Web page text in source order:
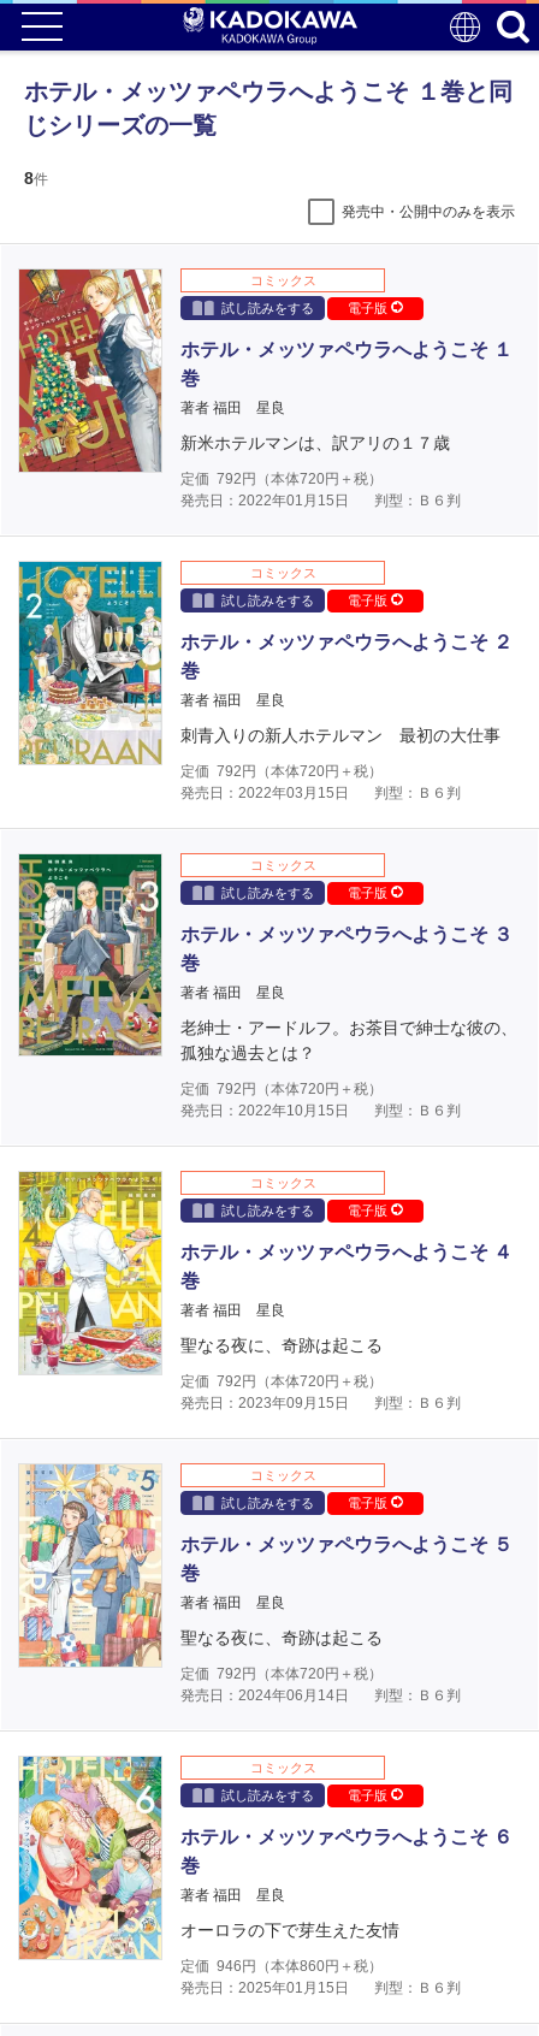
ホテル・メッツァペウラへようこそ １巻と同
じシリーズの一覧
8件
発売中・公開中のみを表示
コミックス
試し読みをする
電子版
ホテル・メッツァペウラへようこそ １
巻
著者 福田 星良
新米ホテルマンは、訳アリの１７歳
定価 792 円（本体720円＋税）
発売日：2022年01月15日
判型：Ｂ６判
コミックス
試し読みをする
電子版
ホテル・メッツァペウラへようこそ ２
巻
著者 福田 星良
刺青入りの新人ホテルマン 最初の大仕事
定価 792 円（本体720円＋税）
発売日：2022年03月15日
判型：Ｂ６判
コミックス
試し読みをする
電子版
ホテル・メッツァペウラへようこそ ３
巻
著者 福田 星良
老紳士・アードルフ。お茶目で紳士な彼の、
孤独な過去とは？
定価 792 円（本体720円＋税）
発売日：2022年10月15日
判型：Ｂ６判
コミックス
試し読みをする
電子版
ホテル・メッツァペウラへようこそ ４
巻
著者 福田 星良
聖なる夜に、奇跡は起こる
定価 792 円（本体720円＋税）
発売日：2023年09月15日
判型：Ｂ６判
コミックス
試し読みをする
電子版
ホテル・メッツァペウラへようこそ ５
巻
著者 福田 星良
聖なる夜に、奇跡は起こる
定価 792 円（本体720円＋税）
発売日：2024年06月14日
判型：Ｂ６判
コミックス
試し読みをする
電子版
ホテル・メッツァペウラへようこそ ６
巻
著者 福田 星良
オーロラの下で芽生えた友情
定価 946 円（本体860円＋税）
発売日：2025年01月15日
判型：Ｂ６判